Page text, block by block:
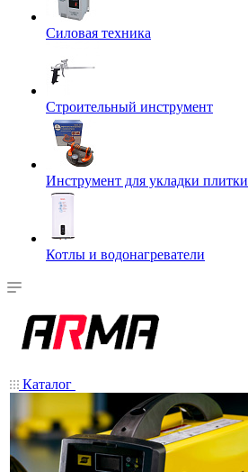
Силовая техника
Строительный инструмент
Инструмент для укладки плитки
Котлы и водонагреватели
Каталог